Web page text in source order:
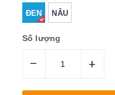
ĐEN NÂU
Số lượng
– +